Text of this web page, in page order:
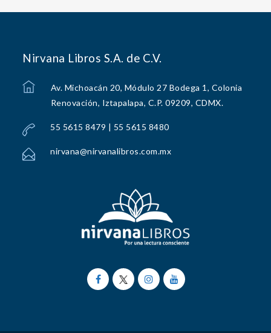
Nirvana Libros S.A. de C.V.
Av. Michoacán 20, Módulo 27 Bodega 1, Colonia
Renovación, Iztapalapa, C.P. 09209, CDMX.
55 5615 8479 | 55 5615 8480
nirvana@nirvanalibros.com.mx